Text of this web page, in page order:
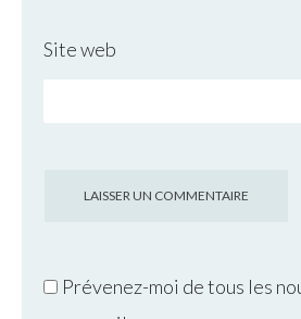
Site web
Prévenez-moi de tous les